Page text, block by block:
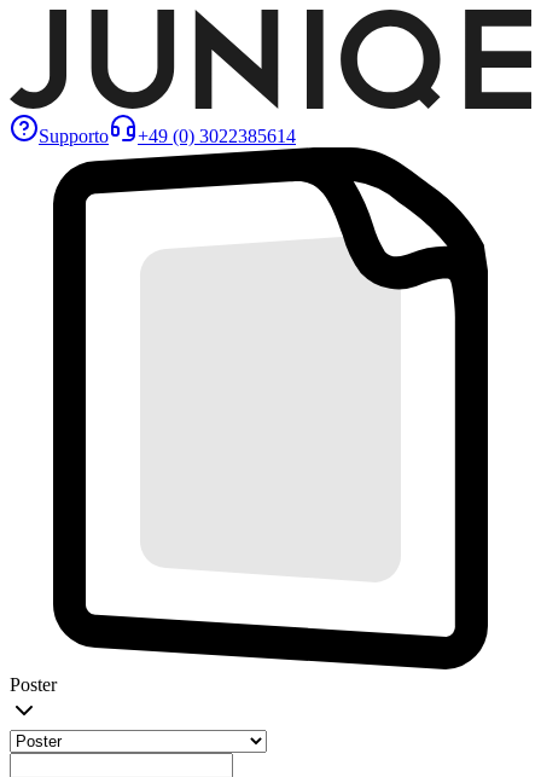
Supporto +49 (0) 3022385614
Poster